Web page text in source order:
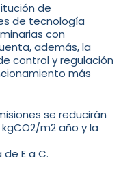
de
de tecnología
con
además, la
control y regulación
más
se reducirán
m2 año y la
E a C.